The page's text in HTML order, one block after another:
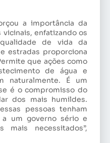
a importância da
enfatizando os
de vida da
estradas proporciona
que ações como
de água e
naturalmente. É um
é o compromisso do
dos mais humildes.
pessoas tenham
um governo sério e
mais necessitados”,